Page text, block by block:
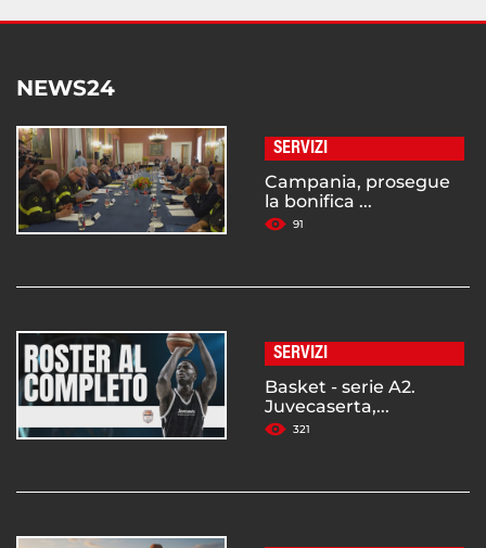
NEWS24
SERVIZI
Campania, prosegue
la bonifica ...
91
SERVIZI
Basket - serie A2.
Juvecaserta,...
321